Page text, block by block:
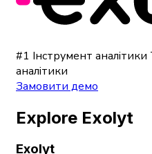
#1 Інструмент аналітики
аналітики
Замовити демо
Explore Exolyt
Exolyt